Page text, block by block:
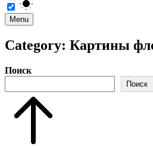
Menu
Category: Картины
Поиск
Поиск